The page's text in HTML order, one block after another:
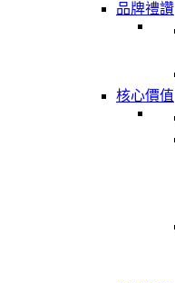
品牌禮讚
核心價值